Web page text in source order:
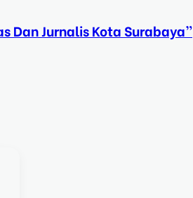
Dan Jurnalis Kota Surabaya”